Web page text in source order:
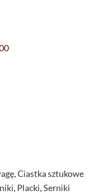
,Ciastka sztukowe
, Placki,Serniki